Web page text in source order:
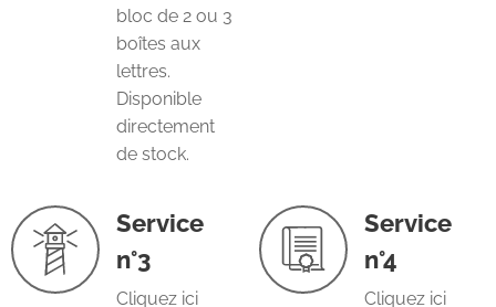
bloc de 2 ou 3
boîtes aux
lettres.
Disponible
directement
de stock.
Service
n°3
Cliquez ici
Service
n°4
Cliquez ici